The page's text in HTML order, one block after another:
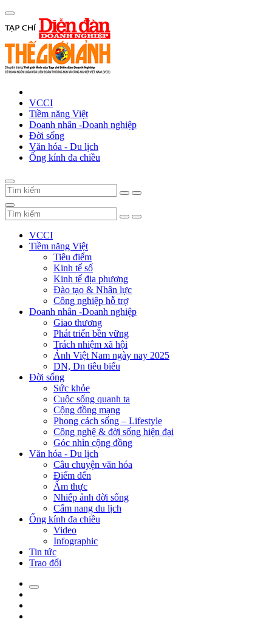
VCCI
Tiềm năng Việt
Doanh nhân -Doanh nghiệp
Đời sống
Văn hóa - Du lịch
Ống kính đa chiều
VCCI
Tiềm năng Việt
Tiêu điểm
Kinh tế số
Kinh tế địa phương
Đào tạo & Nhân lực
Công nghiệp hỗ trợ
Doanh nhân -Doanh nghiệp
Giao thương
Phát triển bền vững
Trách nhiệm xã hội
Ảnh Việt Nam ngày nay 2025
DN, Dn tiêu biểu
Đời sống
Sức khỏe
Cuộc sống quanh ta
Cộng đồng mạng
Phong cách sống – Lifestyle
Công nghệ & đời sống hiện đại
Góc nhìn cộng đồng
Văn hóa - Du lịch
Câu chuyện văn hóa
Điểm đến
Ẩm thực
Nhiếp ảnh đời sống
Cẩm nang du lịch
Ống kính đa chiều
Video
Infographic
Tin tức
Trao đổi